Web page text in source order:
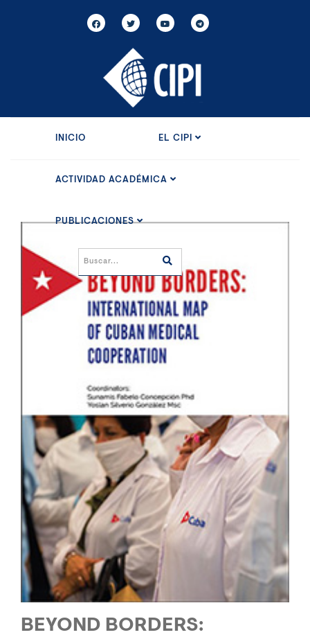
INICIO EL CIPI
ACTIVIDAD ACADÉMICA
PUBLICACIONES
BEYOND BORDERS: